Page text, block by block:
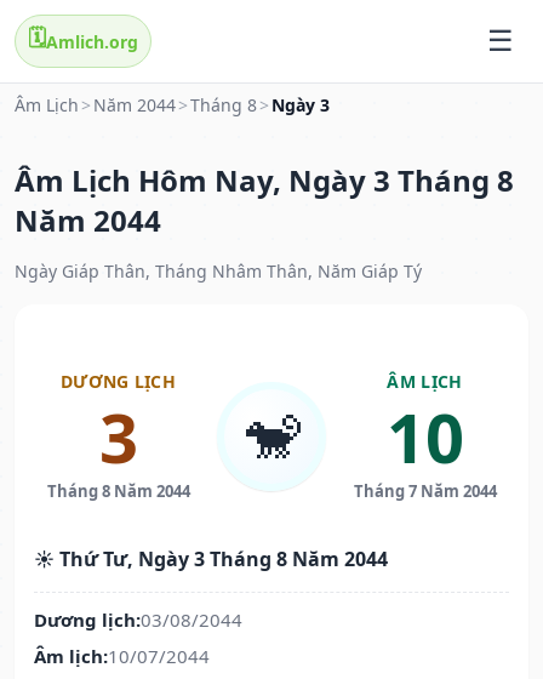
🗓️Amlich.org
Âm Lịch > Năm 2044>Tháng 8> Ngày 3
Âm Lịch Hôm Nay, Ngày 3 Tháng 8
Năm 2044
Ngày Giáp Thân, Tháng Nhâm Thân, Năm Giáp Tý
DƯƠNG LỊCH
3
Tháng 8 Năm 2044
🐒
ÂM LỊCH
10
Tháng 7 Năm 2044
☀️ Thứ Tư, Ngày 3 Tháng 8 Năm 2044
Dương lịch:03/08/2044
Âm lịch:10/07/2044